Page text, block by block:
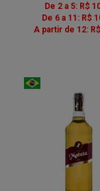
De 2 a 5: R$
De 6 a 11: R$
A partir de 12: